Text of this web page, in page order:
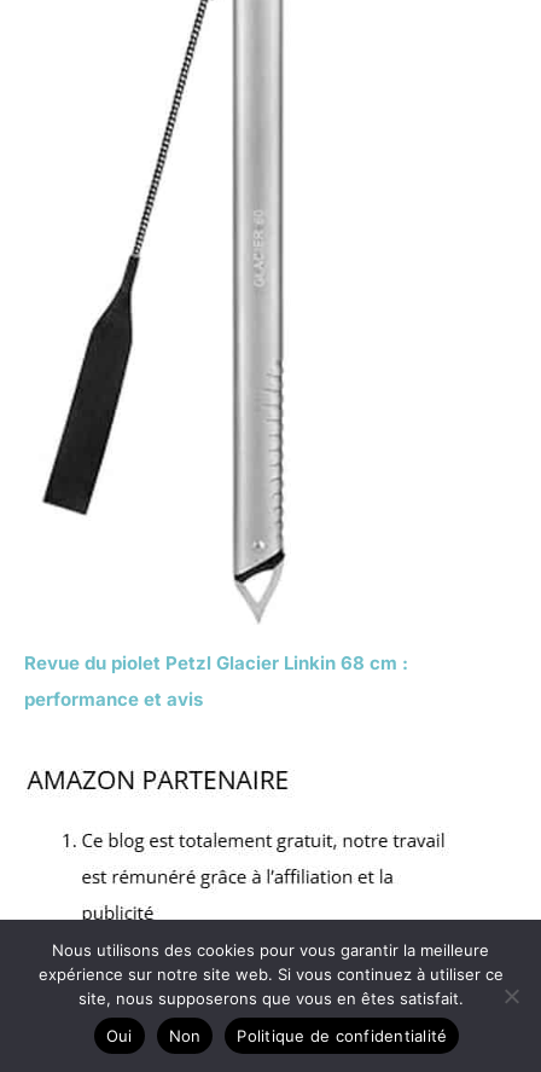
Revue du piolet Petzl Glacier Linkin 68 cm :
performance et avis
Nous utilisons des cookies pour vous garantir la meilleure
expérience sur notre site web. Si vous continuez à utiliser ce
site, nous supposerons que vous en êtes satisfait.
Oui
Non Politique de confidentialité